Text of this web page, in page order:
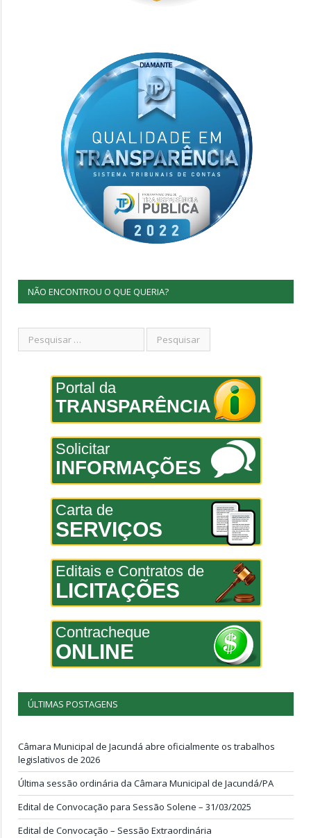
NÃO ENCONTROU O QUE QUERIA?
Portal da
TRANSPARÊNCIA
Solicitar
INFORMAÇÕES
Carta de
SERVIÇOS
Editais e Contratos de
LICITAÇÕES
Contracheque
ONLINE
ÚLTIMAS POSTAGENS
Câmara Municipal de Jacundá abre oficialmente os trabalhos
legislativos de 2026
Última sessão ordinária da Câmara Municipal de Jacundá/PA
Edital de Convocação para Sessão Solene – 31/03/2025
Edital de Convocação – Sessão Extraordinária